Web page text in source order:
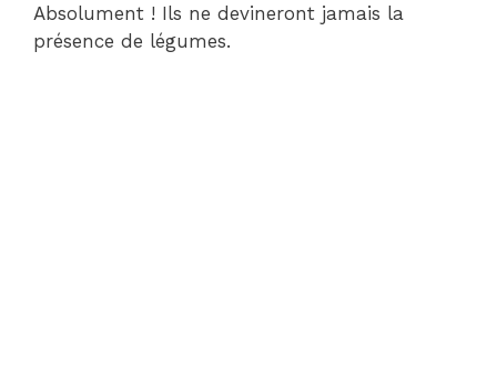
Absolument ! Ils ne devineront jamais la
présence de légumes.